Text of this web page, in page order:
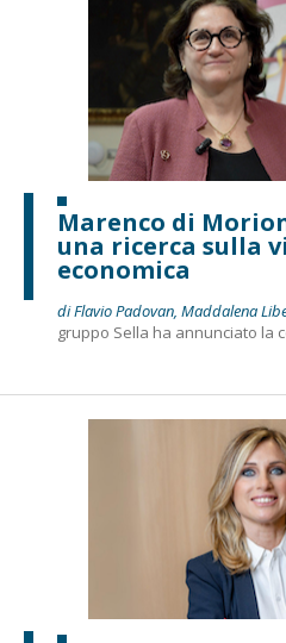
Marenco di
una ricerca sulla
economica
di Flavio Padovan, Maddalena
gruppo Sella ha annunciato la